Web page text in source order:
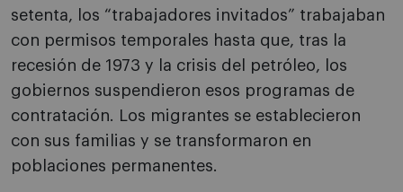
setenta, los “trabajadores invitados” trabajaban
con permisos temporales hasta que, tras la
recesión de 1973 y la crisis del petróleo, los
gobiernos suspendieron esos programas de
contratación. Los migrantes se establecieron
con sus familias y se transformaron en
poblaciones permanentes.